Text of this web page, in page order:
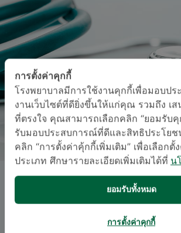
พญ. ศศิชา ยิ่งยืนยง
ภาษา
การตั้งค่าคุกกี้
โรงพยาบาลมีการใช้งานคุกกี้เพื่อมอบป
งานเว็บไซต์ที่ดียิ่งขึ้นให้แก่คุณ รวมถึง เ
ที่ตรงใจ คุณสามารถเลือกคลิก “ยอมรับคุ
รับมอบประสบการณ์ที่ดีและสิทธิประโยช
คลิก “การตั้งค่าคุ้กกี้เพิ่มเติม” เพื่อเลือกตั้
ประเภท ศึกษารายละเอียดเพิ่มเติมได้ที่ น
ยอมรับทั้งหมด
การตั้งค่าคุกกี้